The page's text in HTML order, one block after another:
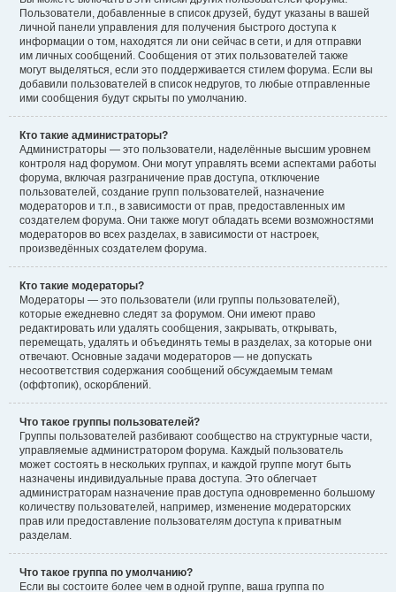
Пользователи, добавленные в список друзей, будут указаны в вашей
личной панели управления для получения быстрого доступа к
информации о том, находятся ли они сейчас в сети, и для отправки
им личных сообщений. Сообщения от этих пользователей также
могут выделяться, если это поддерживается стилем форума. Если вы
добавили пользователей в список недругов, то любые отправленные
ими сообщения будут скрыты по умолчанию.
Кто такие администраторы?
Администраторы — это пользователи, наделённые высшим уровнем
контроля над форумом. Они могут управлять всеми аспектами работы
форума, включая разграничение прав доступа, отключение
пользователей, создание групп пользователей, назначение
модераторов и т.п., в зависимости от прав, предоставленных им
создателем форума. Они также могут обладать всеми возможностями
модераторов во всех разделах, в зависимости от настроек,
произведённых создателем форума.
Кто такие модераторы?
Модераторы — это пользователи (или группы пользователей),
которые ежедневно следят за форумом. Они имеют право
редактировать или удалять сообщения, закрывать, открывать,
перемещать, удалять и объединять темы в разделах, за которые они
отвечают. Основные задачи модераторов — не допускать
несоответствия содержания сообщений обсуждаемым темам
(оффтопик), оскорблений.
Что такое группы пользователей?
Группы пользователей разбивают сообщество на структурные части,
управляемые администратором форума. Каждый пользователь
может состоять в нескольких группах, и каждой группе могут быть
назначены индивидуальные права доступа. Это облегчает
администраторам назначение прав доступа одновременно большому
количеству пользователей, например, изменение модераторских
прав или предоставление пользователям доступа к приватным
разделам.
Что такое группа по умолчанию?
Если вы состоите более чем в одной группе, ваша группа по